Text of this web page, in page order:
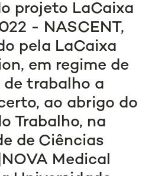
projeto LaCaixa
- NASCENT,
pela LaCaixa
em regime de
trabalho a
ao abrigo do
Trabalho, na
de Ciências
Medical